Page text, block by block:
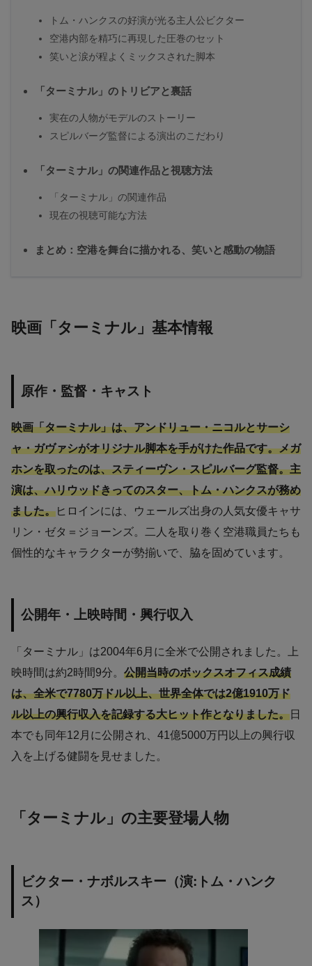
トム・ハンクスの好演が光る主人公ビクター
空港内部を精巧に再現した圧巻のセット
笑いと涙が程よくミックスされた脚本
「ターミナル」のトリビアと裏話
実在の人物がモデルのストーリー
スピルバーグ監督による演出のこだわり
「ターミナル」の関連作品と視聴方法
「ターミナル」の関連作品
現在の視聴可能な方法
まとめ：空港を舞台に描かれる、笑いと感動の物語
映画「ターミナル」基本情報
原作・監督・キャスト
映画「ターミナル」は、アンドリュー・ニコルとサーシ
ャ・ガヴァシがオリジナル脚本を手がけた作品です。メガ
ホンを取ったのは、スティーヴン・スピルバーグ監督。主
演は、ハリウッドきってのスター、トム・ハンクスが務め
ました。ヒロインには、ウェールズ出身の人気女優キャサ
リン・ゼタ＝ジョーンズ。二人を取り巻く空港職員たちも
個性的なキャラクターが勢揃いで、脇を固めています。
公開年・上映時間・興行収入
「ターミナル」は2004年6月に全米で公開されました。上
映時間は約2時間9分。 公開当時のボックスオフィス成績
は、全米で7780万ドル以上、世界全体では2億1910万ド
ル以上の興行収入を記録する大ヒット作となりました。日
本でも同年12月に公開され、41億5000万円以上の興行収
入を上げる健闘を見せました。
「ターミナル」の主要登場人物
ビクター・ナボルスキー（演:トム・ハンク
ス）